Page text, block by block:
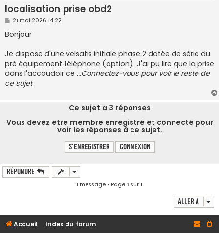
localisation prise obd2
M
s
s
g
e
21 mai 2026 14:22
Bonjour
Je dispose d'une velsatis initiale phase 2 dotée de série du
pré équipement téléphone (option). J'ai pu lire que la prise
dans l'accoudoir ce ...Connectez-vous pour voir le reste de
ce sujet
Ce sujet a 3 réponses
Vous devez être membre enregistré et connecté pour
voir les réponses à ce sujet.
S’enregistrer Connexion
Répondre
1 message • Page1 sur1
Aller à
Accueil Index du forum